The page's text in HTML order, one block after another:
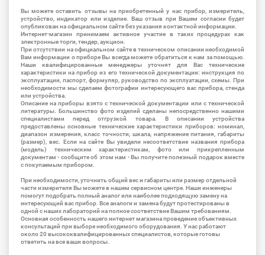
Вы можете оставить отзывы на приобретенный у нас прибор, измеритель,
устройство, индикатор или изделие. Ваш отзыв при Вашем согласии будет
опубликован на официальном сайте без указания контактной информации.
Интернет-магазин принимаем активное участие в таких процедурах как
электронные торги, тендер, аукцион.
При отсутствии на официальном сайте в техническом описании необходимой
Вам информации о приборе Вы всегда можете обратиться к нам за помощью.
Наши квалифицированные менеджеры уточнят для Вас технические
характеристики на прибор из его технической документации: инструкция по
эксплуатации, паспорт, формуляр, руководство по эксплуатации, схемы. При
необходимости мы сделаем фотографии интересующего вас прибора, стенда
или устройства.
Описание на приборы взято с технической документации или с технической
литературы. Большинство фото изделий сделаны непосредственно нашими
специалистами перед отгрузкой товара. В описании устройства
предоставлены основные технические характеристики приборов: номинал,
диапазон измерения, класс точности, шкала, напряжение питания, габариты
(размер), вес. Если на сайте Вы увидели несоответствие названия прибора
(модель) техническим характеристикам, фото или прикрепленным
документам - сообщите об этом нам - Вы получите полезный подарок вместе
с покупаемым прибором.
При необходимости, уточнить общий вес и габариты или размер отдельной
части измерителя Вы можете в нашем сервисном центре. Наши инженеры
помогут подобрать полный аналог или наиболее подходящую замену на
интересующий вас прибор. Все аналоги и замена будут протестированы в
одной с наших лабораторий на полное соответствие Вашим требованиям.
Основная особенность нашего интернет магазина проведение объективных
консультаций при выборе необходимого оборудования. У нас работают
около 20 высококвалифицированных специалистов, которые готовы
ответить на все ваши вопросы.